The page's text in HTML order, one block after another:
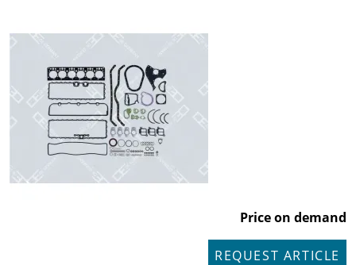
Price on demand
REQUEST ARTICLE